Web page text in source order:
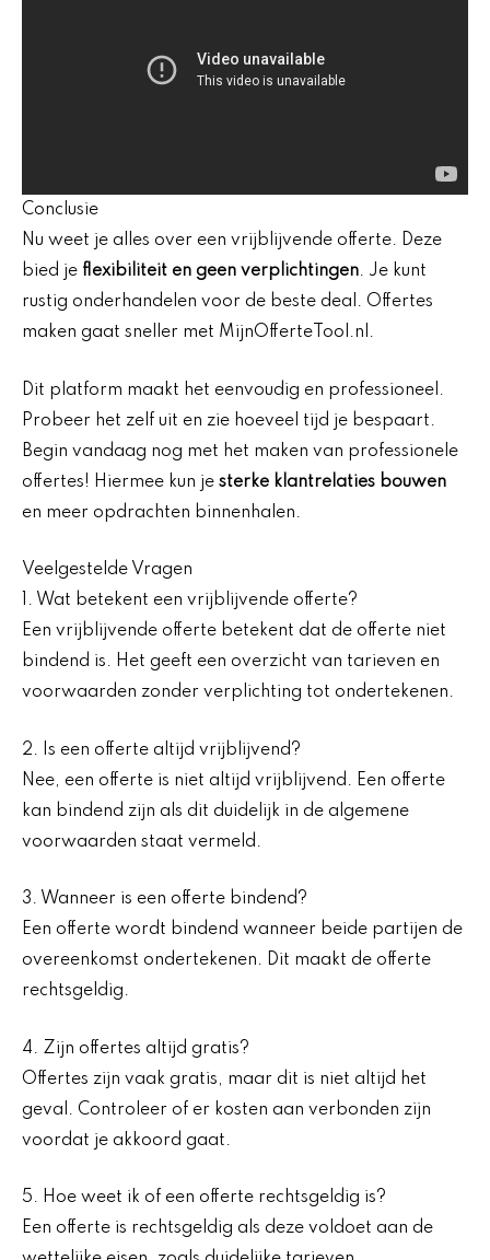
Conclusie
Nu weet je alles over een vrijblijvende offerte. Deze
bied je flexibiliteit en geen verplichtingen. Je kunt
rustig onderhandelen voor de beste deal. Offertes
maken gaat sneller met MijnOfferteTool.nl.
Dit platform maakt het eenvoudig en professioneel.
Probeer het zelf uit en zie hoeveel tijd je bespaart.
Begin vandaag nog met het maken van professionele
offertes! Hiermee kun je sterke klantrelaties bouwen
en meer opdrachten binnenhalen.
Veelgestelde Vragen
1. Wat betekent een vrijblijvende offerte?
Een vrijblijvende offerte betekent dat de offerte niet
bindend is. Het geeft een overzicht van tarieven en
voorwaarden zonder verplichting tot ondertekenen.
2. Is een offerte altijd vrijblijvend?
Nee, een offerte is niet altijd vrijblijvend. Een offerte
kan bindend zijn als dit duidelijk in de algemene
voorwaarden staat vermeld.
3. Wanneer is een offerte bindend?
Een offerte wordt bindend wanneer beide partijen de
overeenkomst ondertekenen. Dit maakt de offerte
rechtsgeldig.
4. Zijn offertes altijd gratis?
Offertes zijn vaak gratis, maar dit is niet altijd het
geval. Controleer of er kosten aan verbonden zijn
voordat je akkoord gaat.
5. Hoe weet ik of een offerte rechtsgeldig is?
Een offerte is rechtsgeldig als deze voldoet aan de